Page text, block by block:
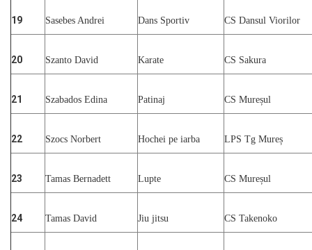
19 Sasebes Andrei Dans Sportiv CS Dansul Viorilor
20 Szanto David Karate CS Sakura
21 Szabados Edina Patinaj CS Mureșul
22 Szocs Norbert Hochei pe iarba LPS Tg Mureș
23 Tamas Bernadett Lupte CS Mureșul
24 Tamas David Jiu jitsu CS Takenoko